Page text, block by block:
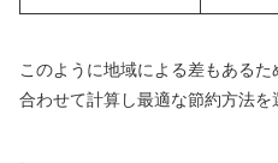
このように地域による差もある
合わせて計算し最適な節約方法を